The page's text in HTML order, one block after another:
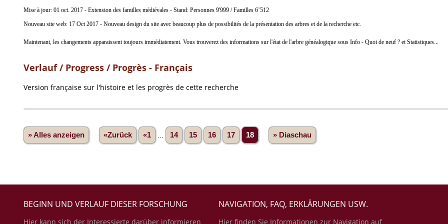
Mise à jour: 01 oct. 2017 - Extension des familles médiévales - Stand: Personnes 9'999 / Familles 6’512
Nouveau site web: 17 Oct 2017 - Nouveau design du site avec beaucoup plus de possibilités de la présentation des arbres et de la recherche etc.
Maintenant, les changements apparaissent toujours immédiatement. Vous trouverez des informations sur l'état de l'arbre généalogique sous Info - Quoi de neuf ? et Statistiques. .
Verlauf / Progress / Progrès - Français
Version française sur l'histoire et les progrès de cette recherche
» Alles anzeigen «Zurück «1 14 15 16 17 18 » Diaschau
BEGINN UND VERLAUF DIESER FORSCHUNG
Hier kann sich der Interessierte darüber informieren
NAVIGATION, FAQ, ERKLÄRUNGEN USW.
Hier finden Sie Informationen zur Navigation auf